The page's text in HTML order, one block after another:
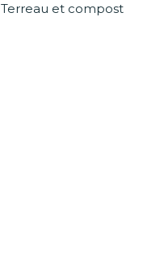
Terreau et compost